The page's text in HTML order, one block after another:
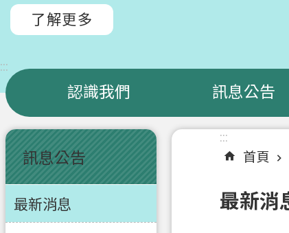
了解更多
:::
認識我們 訊息公告
:::
訊息公告
最新消息
:::
首頁
最新消